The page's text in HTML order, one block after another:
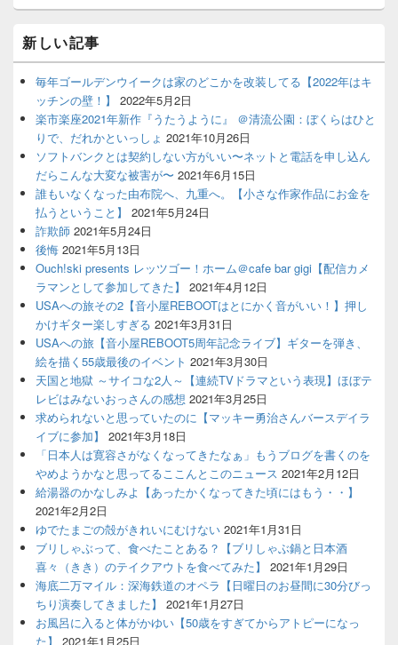
新しい記事
毎年ゴールデンウイークは家のどこかを改装してる【2022年はキ
ッチンの壁！】
2022年5月2日
楽市楽座2021年新作『うたうように』 ＠清流公園：ぼくらはひと
りで、だれかといっしょ 2021年10月26日
ソフトバンクとは契約しない方がいい〜ネットと電話を申し込ん
だらこんな大変な被害が〜 2021年6月15日
誰もいなくなった由布院へ、九重へ。【小さな作家作品にお金を
払うということ】
2021年5月24日
詐欺師 2021年5月24日
後悔 2021年5月13日
Ouch!ski presents レッツゴー！ホーム＠cafe bar gigi【配信カメ
ラマンとして参加してきた】
2021年4月12日
USAへの旅その2【音小屋REBOOTはとにかく音がいい！】押し
かけギター楽しすぎる 2021年3月31日
USAへの旅【音小屋REBOOT5周年記念ライブ】ギターを弾き、
絵を描く55歳最後のイベント 2021年3月30日
天国と地獄 ～サイコな2人～【連続TVドラマという表現】ほぼテ
レビはみないおっさんの感想 2021年3月25日
求められないと思っていたのに【マッキー勇治さんバースデイラ
イブに参加】
2021年3月18日
「日本人は寛容さがなくなってきたなぁ」もうブログを書くのを
やめようかなと思ってるここんとこのニュース 2021年2月12日
給湯器のかなしみよ【あったかくなってきた頃にはもう・・】
2021年2月2日
ゆでたまごの殻がきれいにむけない 2021年1月31日
ブリしゃぶって、食べたことある？【ブリしゃぶ鍋と日本酒
喜々（きき）のテイクアウトを食べてみた】
2021年1月29日
海底二万マイル：深海鉄道のオペラ【日曜日のお昼間に30分びっ
ちり演奏してきました】
2021年1月27日
お風呂に入ると体がかゆい【50歳をすぎてからアトピーになっ
た】
2021年1月25日